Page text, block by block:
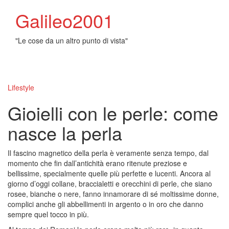
Galileo2001
"Le cose da un altro punto di vista"
Lifestyle
Gioielli con le perle: come
nasce la perla
Il fascino magnetico della perla è veramente senza tempo, dal
momento che fin dall’antichità erano ritenute preziose e
bellissime, specialmente quelle più perfette e lucenti. Ancora al
giorno d’oggi collane, braccialetti e orecchini di perle, che siano
rosee, bianche o nere, fanno innamorare di sé moltissime donne,
complici anche gli abbellimenti in argento o in oro che danno
sempre quel tocco in più.